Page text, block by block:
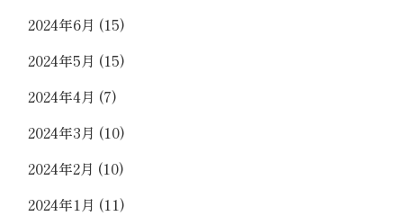
2024年6月 (15)
2024年5月 (15)
2024年4月 (7)
2024年3月 (10)
2024年2月 (10)
2024年1月 (11)